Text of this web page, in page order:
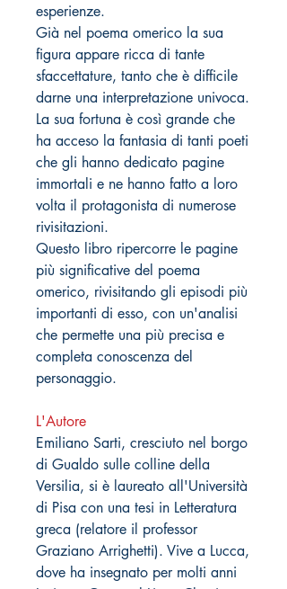
esperienze.
Già nel poema omerico la sua
figura appare ricca di tante
sfaccettature, tanto che è difficile
darne una interpretazione univoca.
La sua fortuna è così grande che
ha acceso la fantasia di tanti poeti
che gli hanno dedicato pagine
immortali e ne hanno fatto a loro
volta il protagonista di numerose
rivisitazioni.
Questo libro ripercorre le pagine
più significative del poema
omerico, rivisitando gli episodi più
importanti di esso, con un'analisi
che permette una più precisa e
completa conoscenza del
personaggio.
L'Autore
Emiliano Sarti, cresciuto nel borgo
di Gualdo sulle colline della
Versilia, si è laureato all'Università
di Pisa con una tesi in Letteratura
greca (relatore il professor
Graziano Arrighetti). Vive a Lucca,
dove ha insegnato per molti anni